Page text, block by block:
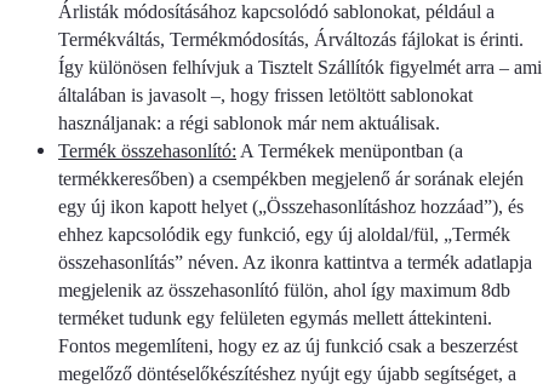
Árlisták módosításához kapcsolódó sablonokat, például a
Termékváltás, Termékmódosítás, Árváltozás fájlokat is érinti.
Így különösen felhívjuk a Tisztelt Szállítók figyelmét arra – ami
általában is javasolt –, hogy frissen letöltött sablonokat
használjanak: a régi sablonok már nem aktuálisak.
Termék összehasonlító: A Termékek menüpontban (a
termékkeresőben) a csempékben megjelenő ár sorának elején
egy új ikon kapott helyet („Összehasonlításhoz hozzáad”), és
ehhez kapcsolódik egy funkció, egy új aloldal/fül, „Termék
összehasonlítás” néven. Az ikonra kattintva a termék adatlapja
megjelenik az összehasonlító fülön, ahol így maximum 8db
terméket tudunk egy felületen egymás mellett áttekinteni.
Fontos megemlíteni, hogy ez az új funkció csak a beszerzést
megelőző döntéselőkészítéshez nyújt egy újabb segítséget, a